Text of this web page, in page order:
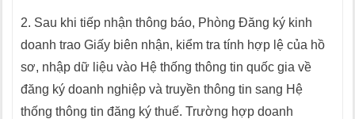
2. Sau khi tiếp nhận thông báo, Phòng Đăng ký kinh
doanh trao Giấy biên nhận, kiểm tra tính hợp lệ của hồ
sơ, nhập dữ liệu vào Hệ thống thông tin quốc gia về
đăng ký doanh nghiệp và truyền thông tin sang Hệ
thống thông tin đăng ký thuế. Trường hợp doanh